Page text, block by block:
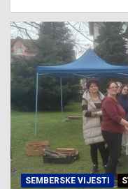
SEMBERSKE VIJESTI